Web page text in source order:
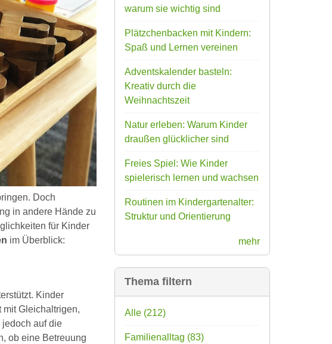
Doch
in andere Hände zu
für Kinder
im Überblick:
Kinder
mit Gleichaltrigen,
auf die
ob eine Betreuung
warum sie wichtig sind
Plätzchenbacken mit Kindern:
Spaß und Lernen vereinen
Adventskalender basteln:
Kreativ durch die
Weihnachtszeit
Natur erleben: Warum Kinder
draußen glücklicher sind
Freies Spiel: Wie Kinder
spielerisch lernen und wachsen
Routinen im Kindergartenalter:
Struktur und Orientierung
mehr
Thema filtern
Alle (212)
Familienalltag (83)